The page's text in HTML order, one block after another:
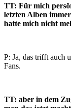
TT: Für mich
letzten Alben
hatte mich nicht
P: Ja, das trifft auch
Fans.
TT: aber in dem